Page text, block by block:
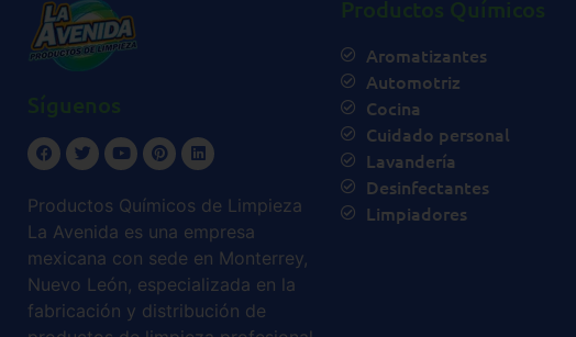
Productos Químicos de Limpieza
La Avenida es una empresa
mexicana con sede en Monterrey,
Nuevo León, especializada en la
fabricación y distribución de
Aromatizantes
Automotriz
Cocina
Cuidado personal
Lavandería
Desinfectantes
Limpiadores